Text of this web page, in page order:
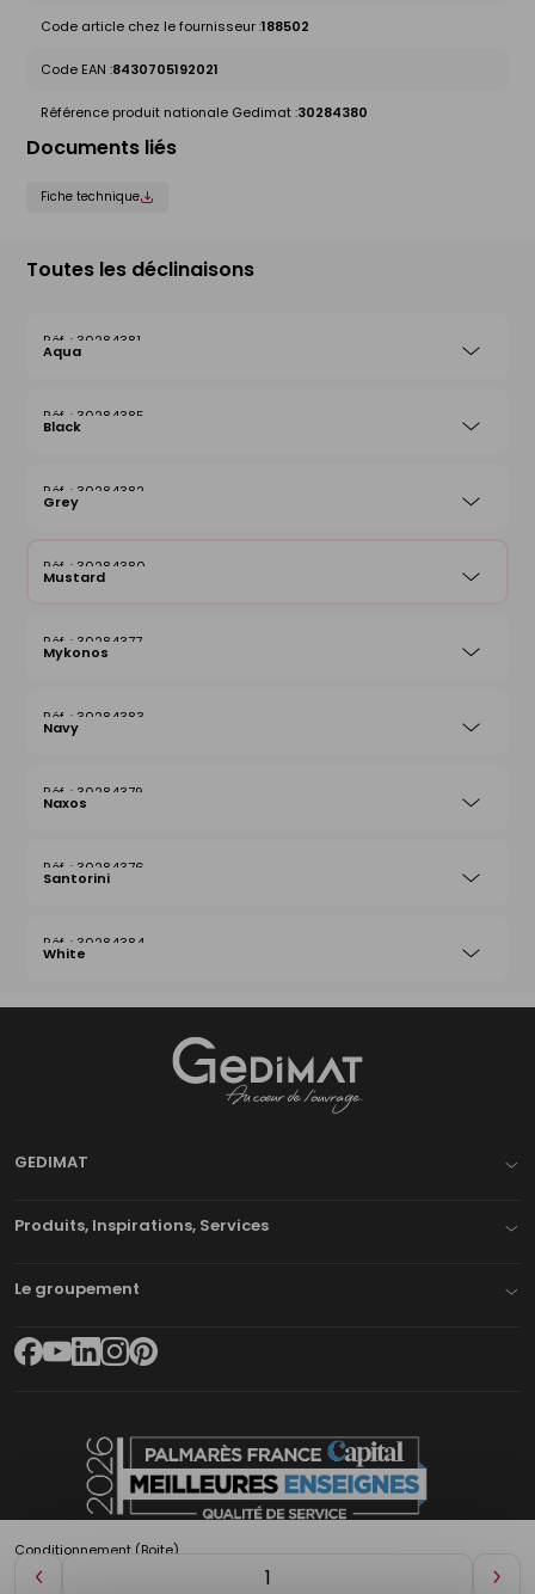
Conditionnement (Boite)
Diminuer
Code article chez le fournisseur :188502
Code EAN :8430705192021
Référence produit nationale Gedimat :30284380
Documents liés
Fiche technique
Toutes les déclinaisons
30284381
Aqua
30284385
Black
30284382
Grey
30284380
Mustard
30284377
Mykonos
30284383
Navy
30284379
Naxos
30284376
Santorini
30284384
White
GEDIMAT
Produits, Inspirations, Services
Le groupement